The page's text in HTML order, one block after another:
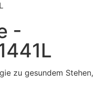
-
zu gesundem Stehen,